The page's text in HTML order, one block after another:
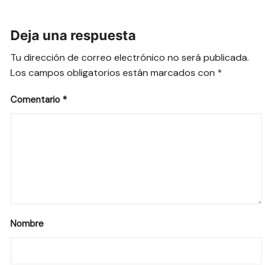
Deja una respuesta
Tu dirección de correo electrónico no será publicada.
Los campos obligatorios están marcados con *
Comentario *
Nombre